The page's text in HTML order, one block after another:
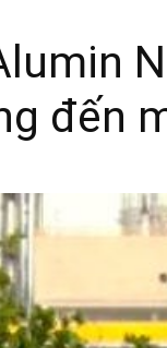
đến